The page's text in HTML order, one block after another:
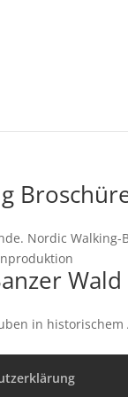
Nordic
Wald
in